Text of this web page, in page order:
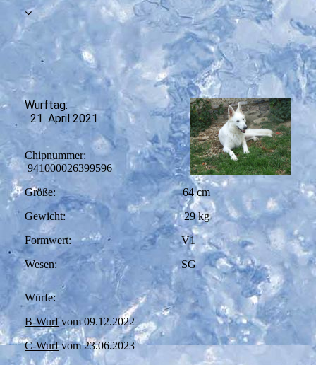
Wurftag:
21. April 2021
Chipnummer:
941000026399596
Größe: 64 cm
Gewicht: 29 kg
Formwert: V1
Wesen: SG
Würfe:
B-Wurfvom 09.12.2022
C-Wurf vom 23.06.2023